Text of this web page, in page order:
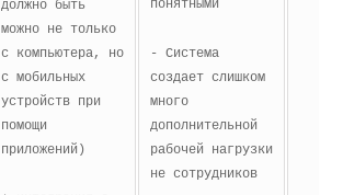
должно быть
можно не только
с компьютера, но
с мобильных
устройств при
помощи
приложений)
понятными
- Система
создает слишком
много
дополнительной
рабочей нагрузки
не сотрудников